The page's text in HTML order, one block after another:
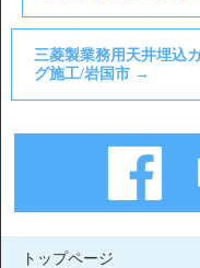
三菱製業務用天井埋込
グ施工/岩国市 →
トップページ